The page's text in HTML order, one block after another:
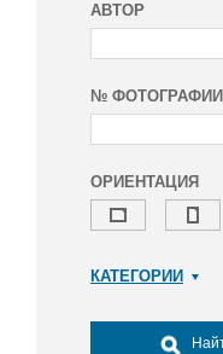
АВТОР
№ ФОТОГРАФИИ
ОРИЕНТАЦИЯ
КАТЕГОРИИ
Досуг, туризм и